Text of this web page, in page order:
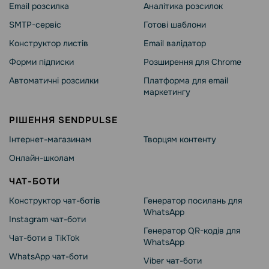
Email розсилка
SMTP-сервіс
Конструктор листів
Форми підписки
Автоматичні розсилки
Аналітика розсилок
Готові шаблони
Email валідатор
Розширення для Chrome
Платформа для email
маркетингу
РІШЕННЯ SENDPULSE
Інтернет-магазинам
Онлайн-школам
Творцям контенту
ЧАТ-БОТИ
Конструктор чат-ботів
Instagram чат-боти
Чат-боти в TikTok
WhatsApp чат-боти
Генератор посилань для
WhatsApp
Генератор QR-кодів для
WhatsApp
Viber чат-боти